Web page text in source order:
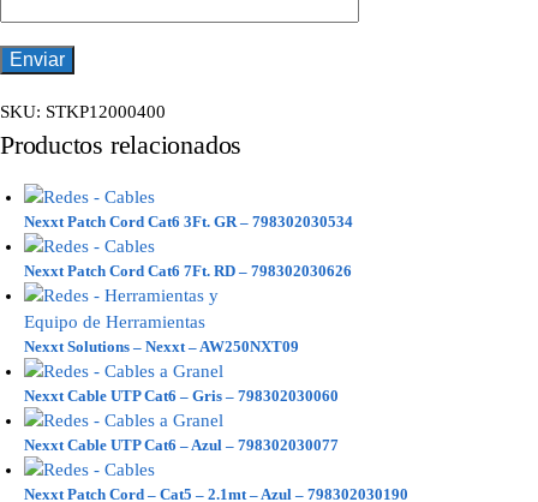
SKU: STKP12000400
Productos relacionados
Nexxt Patch Cord Cat6 3Ft. GR – 798302030534
Nexxt Patch Cord Cat6 7Ft. RD – 798302030626
Nexxt Solutions – Nexxt – AW250NXT09
Nexxt Cable UTP Cat6 – Gris – 798302030060
Nexxt Cable UTP Cat6 – Azul – 798302030077
Nexxt Patch Cord – Cat5 – 2.1mt – Azul – 798302030190